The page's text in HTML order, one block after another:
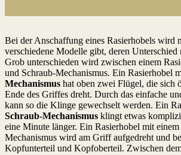
Bei der Anschaffung eines Rasierhobels wird
verschiedene Modelle gibt, deren Unterschied
Grob unterschieden wird zwischen einem
und Schraub-Mechanismus. Ein Rasierhobel
Mechanismus hat oben zwei Flügel, die sich
Ende des Griffes dreht. Durch das einfache
kann so die Klinge gewechselt werden. Ein
Schraub-Mechanismus klingt etwas
eine Minute länger. Ein Rasierhobel mit
Mechanismus wird am Griff aufgedreht und
Kopfunterteil und Kopfoberteil. Zwischen